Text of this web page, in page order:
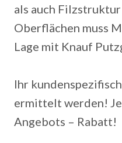
als auch
Oberflächen muss
Lage mit Knauf
Ihr
ermittelt werden!
Angebots – Rabatt!